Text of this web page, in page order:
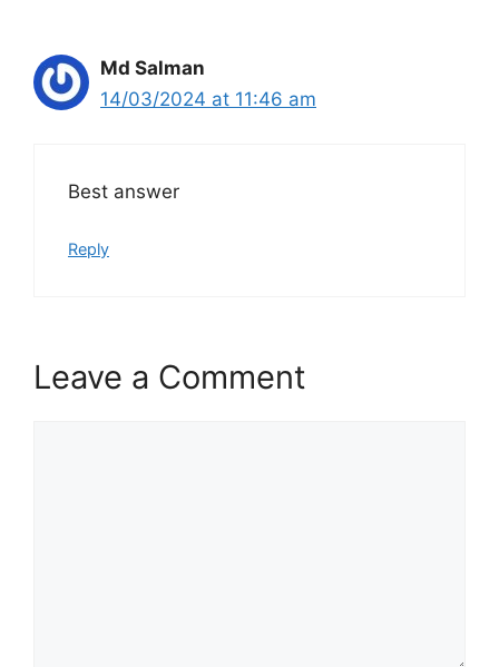
Md Salman
14/03/2024 at 11:46 am
Best answer
Reply
Leave a Comment